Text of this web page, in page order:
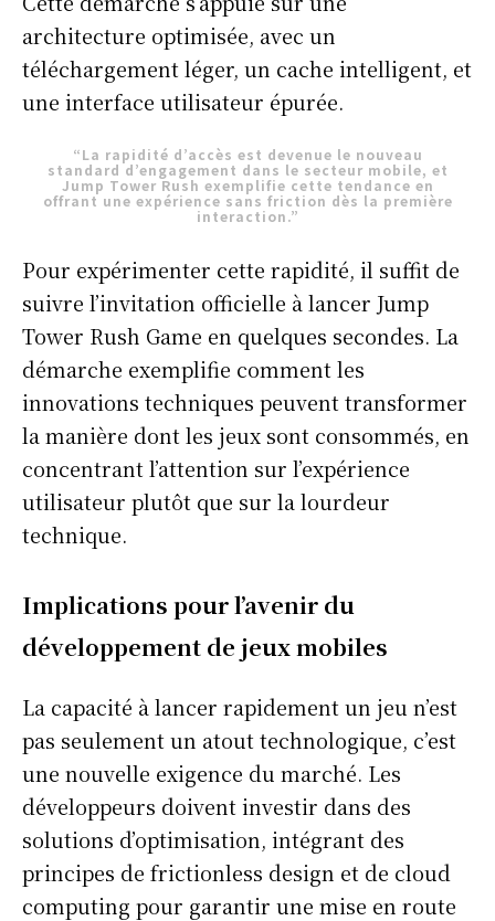
architecture optimisée, avec un
téléchargement léger, un cache intelligent, et
une interface utilisateur épurée.
“La rapidité d’accès est devenue le nouveau
standard d’engagement dans le secteur mobile, et
Jump Tower Rush exemplifie cette tendance en
offrant une expérience sans friction dès la première
interaction.”
Pour expérimenter cette rapidité, il suffit de
suivre l’invitation officielle à lancer Jump
Tower Rush Game en quelques secondes. La
démarche exemplifie comment les
innovations techniques peuvent transformer
la manière dont les jeux sont consommés, en
concentrant l’attention sur l’expérience
utilisateur plutôt que sur la lourdeur
technique.
Implications pour l’avenir du
développement de jeux mobiles
La capacité à lancer rapidement un jeu n’est
pas seulement un atout technologique, c’est
une nouvelle exigence du marché. Les
développeurs doivent investir dans des
solutions d’optimisation, intégrant des
principes de frictionless design et de cloud
computing pour garantir une mise en route